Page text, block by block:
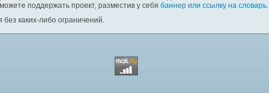
поддержать проект, разместив у себя баннер или ссылку на словарь.
без каких-либо ограничений.